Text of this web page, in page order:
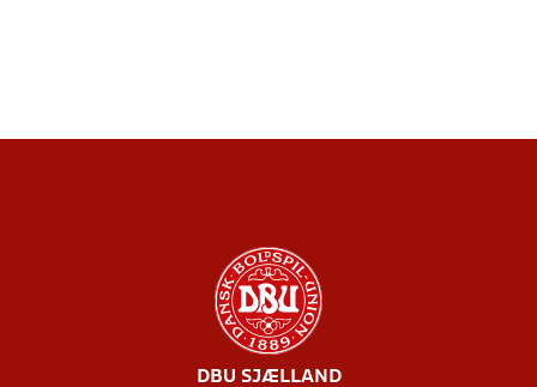
DBU SJÆLLAND